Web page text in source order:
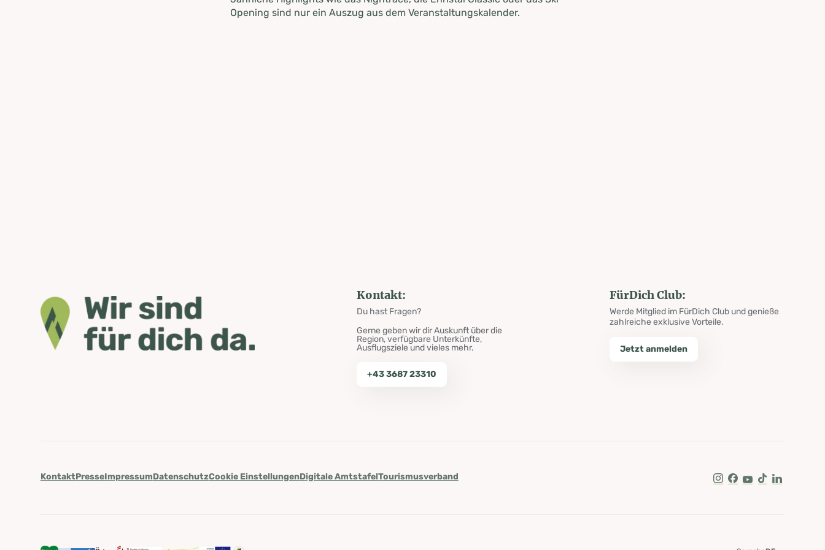
Opening sind nur ein Auszug aus dem Veranstaltungskalender.
Kontakt:
Du hast Fragen?
Gerne geben wir dir Auskunft über die
Region, verfügbare Unterkünfte,
Ausflugsziele und vieles mehr.
+43 3687 23310
FürDich Club:
Werde Mitglied im FürDich Club und genieße
zahlreiche exklusive Vorteile.
Jetzt anmelden
KontaktPresseImpressumDatenschutzCookie EinstellungenDigitale AmtstafelTourismusverband
Instagram
Facebook
Youtube
Tik TokLinkedIn